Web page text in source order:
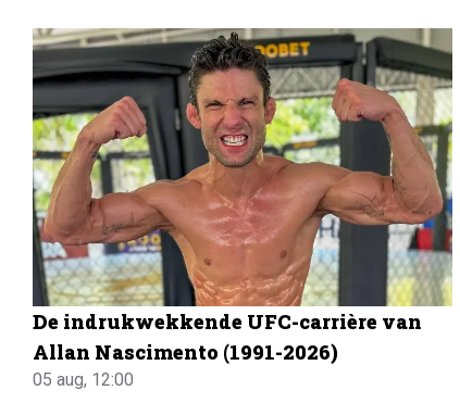
De indrukwekkende UFC-carrière van
Allan Nascimento (1991-2026)
05 aug, 12:00